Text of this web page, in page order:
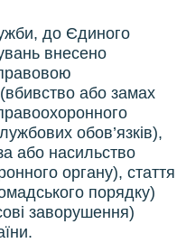
до Єдиного
внесено
або замах
обов’язків),
або насильство
органу), стаття
порядку)
заворушення)